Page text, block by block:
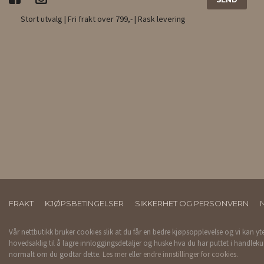
Stort utvalg | Fri frakt over 799,- | Rask levering
FRAKT KJØPSBETINGELSER SIKKERHET OG PERSONVERN
Vår nettbutikk bruker cookies slik at du får en bedre kjøpsopplevelse og vi kan
hovedsaklig til å lagre innloggingsdetaljer og huske hva du har puttet i
normalt om du godtar dette. Les mer eller endre innstillinger for cookies.